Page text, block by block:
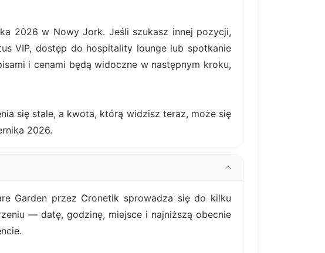
2026 w Nowy Jork. Jeśli szukasz innej pozycji,
VIP, dostęp do hospitality lounge lub spotkanie
i cenami będą widoczne w następnym kroku,
się stale, a kwota, którą widzisz teraz, może się
2026.
Garden przez Cronetik sprowadza się do kilku
— datę, godzinę, miejsce i najniższą obecnie